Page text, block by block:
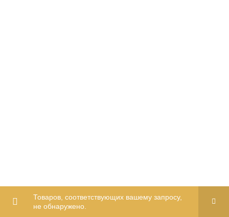
Товаров, соответствующих вашему запросу,
не обнаружено.